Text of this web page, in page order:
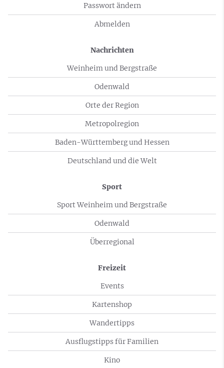
Passwort ändern
Abmelden
Nachrichten
Weinheim und Bergstraße
Odenwald
Orte der Region
Metropolregion
Baden-Württemberg und Hessen
Deutschland und die Welt
Sport
Sport Weinheim und Bergstraße
Odenwald
Überregional
Freizeit
Events
Kartenshop
Wandertipps
Ausflugstipps für Familien
Kino